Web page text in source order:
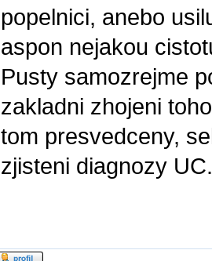
popelnici, anebo
aspon nejakou
Pusty samozrejme
zakladni zhojeni
tom presvedceny,
zjisteni diagnozy UC.